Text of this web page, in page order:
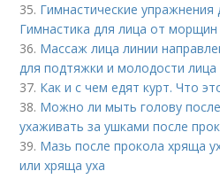
35. Гимнастические упражнения
Гимнастика для лица от морщин
36. Массаж лица линии
для подтяжки и молодости лица
37. Как и с чем едят курт. Что
38. Можно ли мыть голову
ухаживать за ушками после
39. Мазь после прокола хряща
или хряща уха